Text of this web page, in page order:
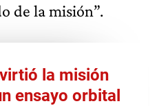
de la misión”.
la misión
ensayo orbital